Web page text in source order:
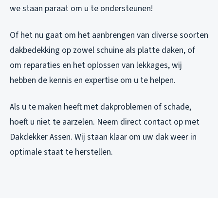
we staan paraat om u te ondersteunen!
Of het nu gaat om het aanbrengen van diverse soorten
dakbedekking op zowel schuine als platte daken, of
om reparaties en het oplossen van lekkages, wij
hebben de kennis en expertise om u te helpen.
Als u te maken heeft met dakproblemen of schade,
hoeft u niet te aarzelen. Neem direct contact op met
Dakdekker Assen. Wij staan klaar om uw dak weer in
optimale staat te herstellen.